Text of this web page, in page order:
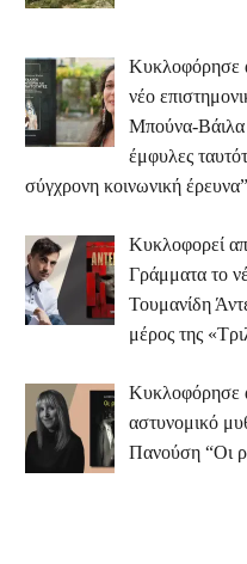
Κυκλοφόρησε
νέο
Μπούνα-Βάιλα
έμφυλες
σύγχρονη κοινωνική έρευνα”
Κυκλοφορεί
Γράμματα το
Τουμανίδη
μέρος της
Κυκλοφόρησε
αστυνομικό
Πανούση “Οι